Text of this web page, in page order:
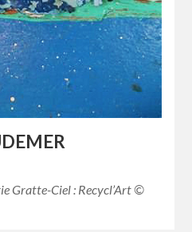
Gratte-Ciel : Recycl’Art ©